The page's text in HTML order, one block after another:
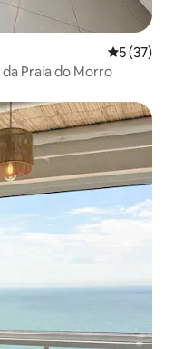
5 de uma
5 (37)
Praia do Morro